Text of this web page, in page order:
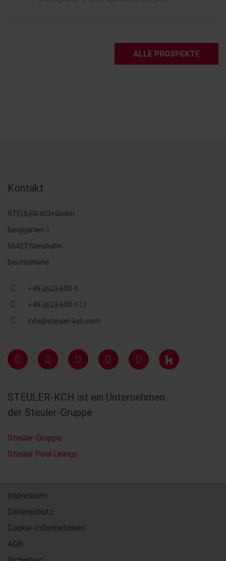
ALLE PROSPEKTE
Kontakt
STEULER-KCH GmbH
Berggarten 1
56427 Siershahn
Deutschland
+49 2623 600-0
+49 2623 600-513
info@steuler-kch.com
STEULER-KCH ist ein Unternehmen
der Steuler-Gruppe
Steuler-Gruppe
Steuler Pool Linings
Impressum
Datenschutz
Cookie-Informationen
AGB